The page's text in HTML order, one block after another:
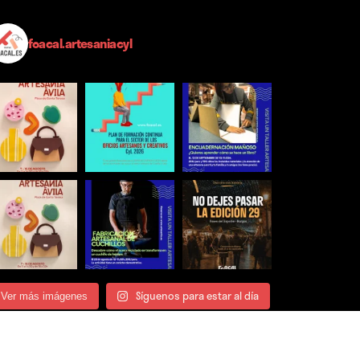
foacal.artesaniacyl
Ver más imágenes Síguenos para estar al día